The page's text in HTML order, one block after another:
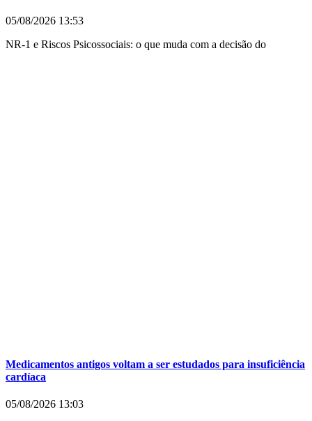
05/08/2026 13:53
NR-1 e Riscos Psicossociais: o que muda com a decisão do
Medicamentos antigos voltam a ser estudados para insuficiência
cardíaca
05/08/2026 13:03